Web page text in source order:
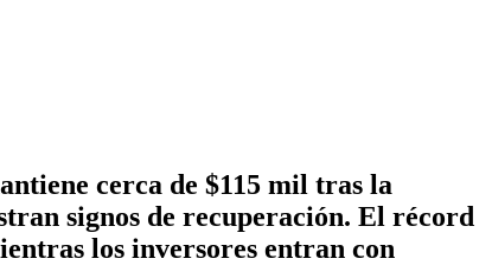
cerca de $115 mil tras la
signos de recuperación. El récord
los inversores entran con